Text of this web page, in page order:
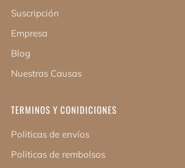
Suscripción
Empresa
Blog
Nuestras Causas
TERMINOS Y CONIDICIONES
Politicas de envíos
Politicas de rembolsos